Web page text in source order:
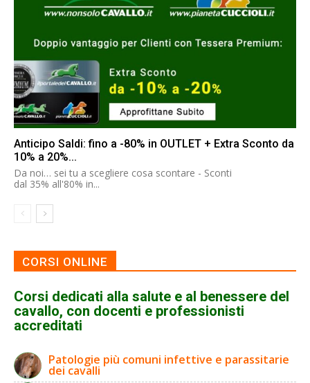
Anticipo Saldi: fino a -80% in OUTLET + Extra Sconto da
10% a 20%...
Da noi… sei tu a scegliere cosa scontare - Sconti
dal 35% all'80% in...
CORSI ONLINE
Corsi dedicati alla salute e al benessere del
cavallo, con docenti e professionisti
accreditati
Patologie più comuni infettive e parassitarie
dei cavalli